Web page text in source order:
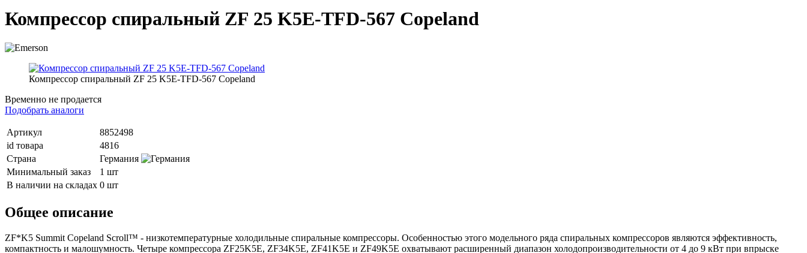
Компрессор спиральный ZF 25 K5E-TFD-567 Copeland
Компрессор спиральный ZF 25 K5E-TFD-567 Copeland
Временно не продается
Подобрать аналоги
Артикул
8852498
id товара
4816
Страна
Германия
Минимальный заказ
1 шт
В наличии на складах 0 шт
Общее описание
ZF*K5 Summit Copeland Scroll™ - низкотемпературные холодильные спиральные компрессоры. Особенностью этого модельного ряда спиральных компрессоров являются эффективность,
компактность и малошумность. Четыре компрессора ZF25K5E, ZF34K5E, ZF41K5E и ZF49K5E охватывают расширенный диапазон холодопроизводительности от 4 до 9 кВт при впрыске